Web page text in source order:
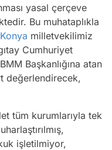
yasal çerçeve
Bu muhataplıkla
Konya milletvekilimiz
Cumhuriyet
Başkanlığına atan
değerlendirecek,
tüm kurumlarıyla tek
işletilmiyor,